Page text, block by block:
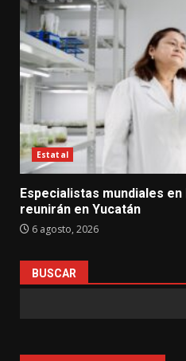
Estatal
Especialistas mundiales
reunirán en Yucatán
6 agosto, 2026
BUSCAR